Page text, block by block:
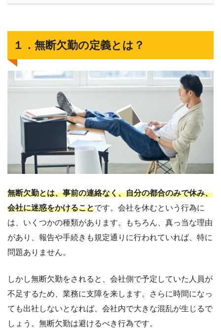
１．無断欠勤の定義とは？
無断欠勤とは、事前の連絡なく、自分の都合のみで休み、
会社に迷惑をかけることです。会社を休むという行為に
は、いくつかの種類があります。もちろん、真っ当な理由
があり、報告や手続きも規定通りに行われていれば、特に
問題ありません。
しかし無断欠勤をされると、会社側で予定していた人員が
不足するため、業務に支障を来します。さらに時間になっ
ても出社しないとなれば、会社内で大きな混乱が生じるで
しょう。無断欠勤は避けるべき行為です。